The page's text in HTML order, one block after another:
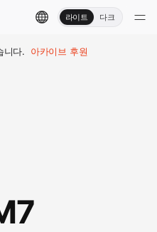
라이트 다크
니다. 아카이브 후원